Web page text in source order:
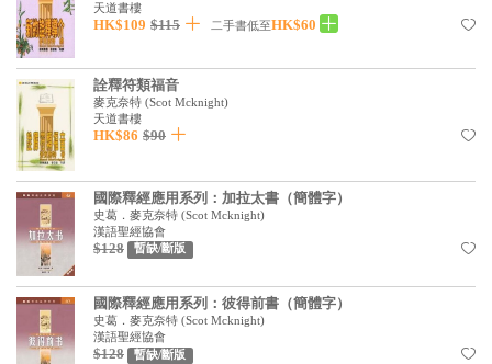
天道書樓
HK$109 $115 二手書低至HK$60
詮釋符類福音
麥克奈特 (Scot Mcknight)
天道書樓
HK$86 $90
國際釋經應用系列：加拉太書（簡體字）
史葛．麥克奈特 (Scot Mcknight)
漢語聖經協會
$128 暫缺/斷版
國際釋經應用系列：彼得前書（簡體字）
史葛．麥克奈特 (Scot Mcknight)
漢語聖經協會
$128 暫缺/斷版